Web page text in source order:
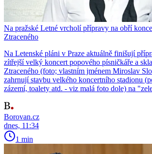
Na pražské Letné vrcholí přípravy na obří
Ztraceného
Na Letenské pláni v Praze aktuálně finišují
zítřejší velký koncert popového písničkáře a
Ztraceného (foto; vlastním jménem Miroslav
zahrnují stavbu velkého koncertního stadionu
zázemí, toalety atd. - viz malá foto dole) na
Borovan.cz
dnes, 11:34
1 min